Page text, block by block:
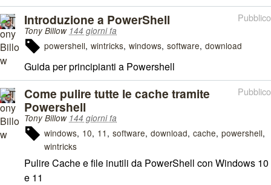
Pubblico
Introduzione a PowerShell
Tony Billow 144 giorni fa
powershell wintricks windows software download
Guida per principianti a Powershell
Pubblico
Come pulire tutte le cache tramite
Powershell
Tony Billow 144 giorni fa
windows 10 11 software download cache powershell
wintricks
Pulire Cache e file inutili da PowerShell con Windows 10
e 11